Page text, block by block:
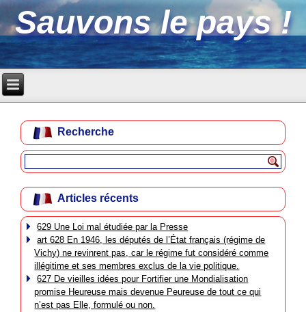
Sauvons le pays !
Recherche
Articles récents
629 Une Loi mal étudiée par la Presse
art 628 En 1946, les députés de l’État français (régime de
Vichy) ne revinrent pas, car le régime fut considéré comme
illégitime et ses membres exclus de la vie politique.
627 De vieilles idées pour Fortifier une Mondialisation
promise Heureuse mais devenue Peureuse de tout ce qui
n’est pas Elle, formulé ou non.